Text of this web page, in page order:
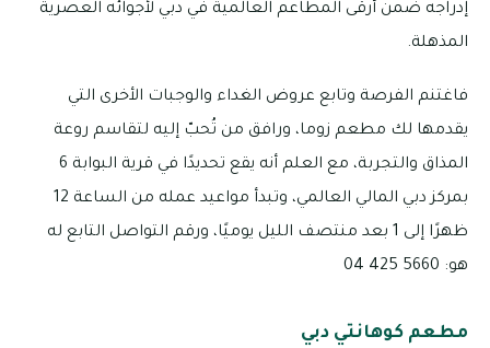
إدراجه ضمن أرقى المطاعم العالمية في دبي لأجوائه العصرية
المذهلة.
فاغتنم الفرصة وتابع عروض الغداء والوجبات الأخرى التي
يقدمها لك مطعم زوما، ورافق من تُحبّ إليه لتقاسم روعة
المذاق والتجربة، مع العلم أنه يقع تحديدًا في قرية البوابة 6
بمركز دبي المالي العالمي، وتبدأ مواعيد عمله من الساعة 12
ظهرًا إلى 1 بعد منتصف الليل يوميًا، ورقم التواصل التابع له
هو: 5660 425 04
مطعم كوهانتي دبي